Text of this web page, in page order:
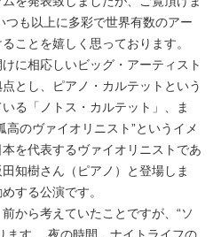
つも以上に多彩で世界有数のアー
ことを嬉しく思っております。
に相応しいビッグ・アーティスト
とし、ピアノ・カルテットという
る「ノトス・カルテット」、ま
高のヴァイオリニスト”というイメ
を代表するヴァイオリニストであ
知樹さん（ピアノ）と登場しま
する公演です。
から考えていたことですが、“ソ